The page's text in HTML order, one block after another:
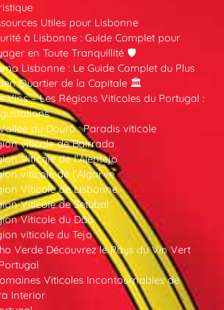
Utiles pour Lisbonne
à Lisbonne : Guide Complet pour
en Toute Tranquillité 🛡️
Lisbonne : Le Guide Complet du Plus
Quartier de la Capitale 🏛️
Vins – Les Régions Viticoles du Portugal :
du Douro : Paradis viticole
viticole de Bairrada
Viticole de l’Alentejo
viticole de l’Algarve
Viticole de Lisbonne
Viticole de Setúbal
Viticole du Dão
viticole du Tejo
Verde Découvrez le Pays du Vin Vert
Viticoles Incontournables de
Interior